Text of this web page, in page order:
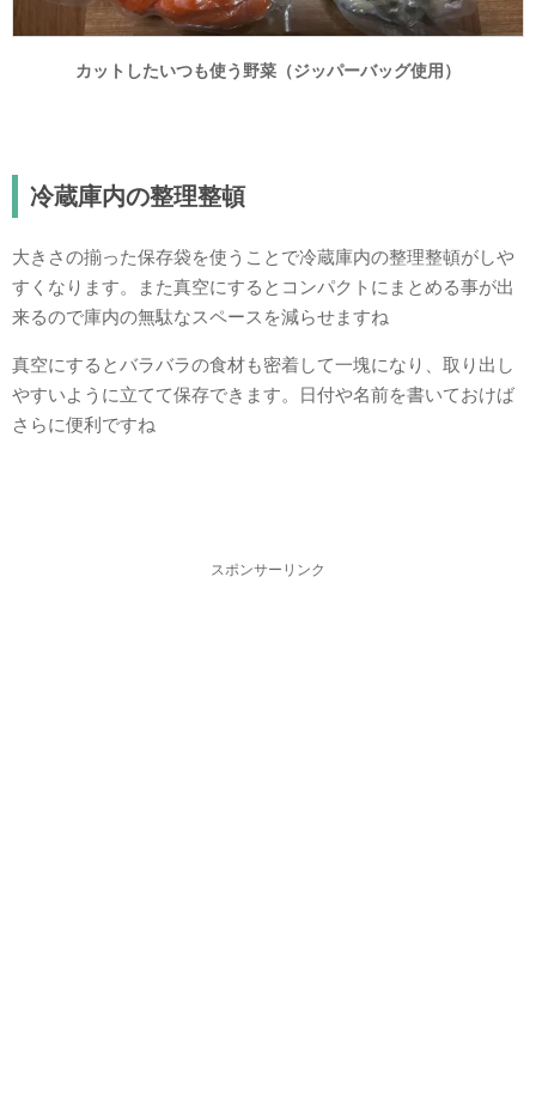
カットしたいつも使う野菜（ジッパーバッグ使用）
冷蔵庫内の整理整頓
大きさの揃った保存袋を使うことで冷蔵庫内の整理整頓がしや
すくなります。また真空にするとコンパクトにまとめる事が出
来るので庫内の無駄なスペースを減らせますね
真空にするとバラバラの食材も密着して一塊になり、取り出し
やすいように立てて保存できます。日付や名前を書いておけば
さらに便利ですね
スポンサーリンク